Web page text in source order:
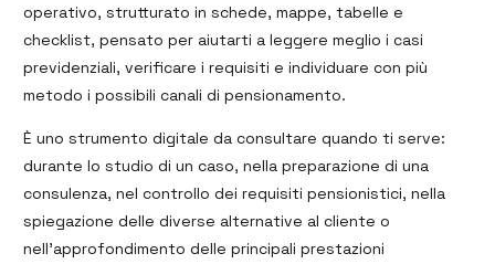
operativo, strutturato in schede, mappe, tabelle e
checklist, pensato per aiutarti a leggere meglio i casi
previdenziali, verificare i requisiti e individuare con più
metodo i possibili canali di pensionamento.
È uno strumento digitale da consultare quando ti serve:
durante lo studio di un caso, nella preparazione di una
consulenza, nel controllo dei requisiti pensionistici, nella
spiegazione delle diverse alternative al cliente o
nell’approfondimento delle principali prestazioni